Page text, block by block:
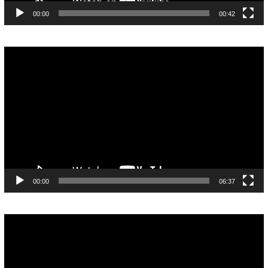
00:00 00:42
00:00 06:37